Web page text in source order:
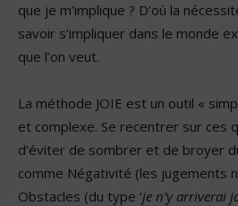
que je m’implique ? D’où la
savoir s’impliquer dans le monde
que l’on veut.
La méthode JOIE est un outil «
et complexe. Se recentrer sur ces
d’éviter de sombrer et de broyer
comme Négativité (les jugements
Obstacles (du type ‘je n’y arriverai